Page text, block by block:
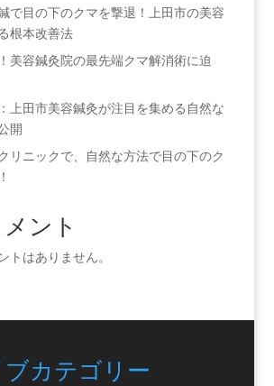
で目の下のクマを撃退！上田市の美容
根本改善法
美容鍼灸院の最先端クマ解消術に迫
上田市美容鍼灸が注目を集める自然な
開
リニックで、自然な方法で目の下のク
ント
トはありません。
ブカテゴリー